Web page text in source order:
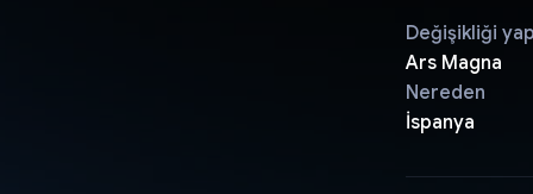
Değişikliği
Ars Magna
Nereden
İspanya